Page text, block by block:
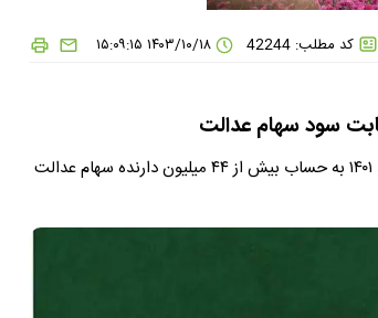
کد مطلب: 42244 ۱۴۰۳/۱۰/۱۸ ۱۵:۰۹:۱۵
در روزهای ۲۸ و ۲۹ آذر ۱۴۰۳ باقیمانده سود سهام عدالت سال مالی منتهی به اسفند ۱۴۰۱ به حساب بیش از ۴۴ میلیون دارنده سهام عدالت